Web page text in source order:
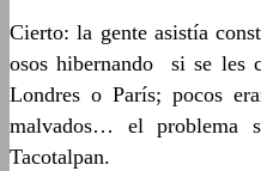
Cierto: la gente asistía
osos hibernando si se les
Londres o París; pocos
malvados… el problema
Tacotalpan.